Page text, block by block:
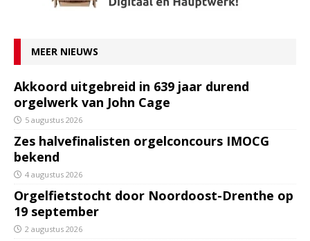
MEER NIEUWS
Akkoord uitgebreid in 639 jaar durend
orgelwerk van John Cage
5 augustus 2026
Zes halvefinalisten orgelconcours IMOCG
bekend
4 augustus 2026
Orgelfietstocht door Noordoost-Drenthe op
19 september
2 augustus 2026